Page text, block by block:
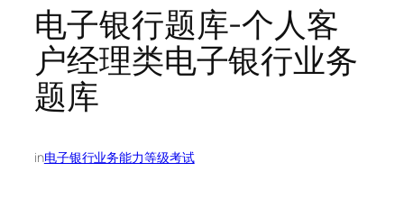
电子银行题库-个人客
户经理类电子银行业务
题库
in电子银行业务能力等级考试